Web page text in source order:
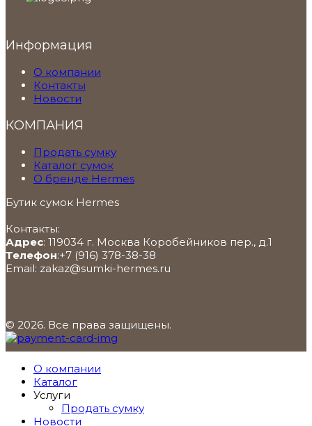
Информация
О компании
Контакты
Новости
КОМПАНИЯ
Продать сумку
Каталог сумок
О бренде Hermes
Бутик сумок Hermes
Контакты:
Адрес: 119034 г. Москва Коробейников пер., д.1
Телефон:+7 (916) 378-38-38
Email: zakaz@sumki-hermes.ru
© 2026. Все права защищены.
О компании
Каталог
Услуги
Продать сумку
Новости